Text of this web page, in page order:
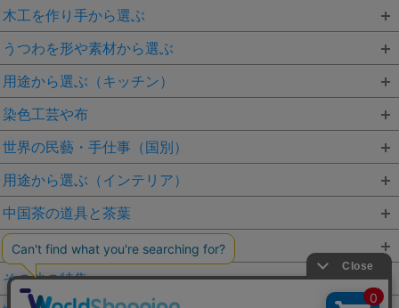
木工を作り手から選ぶ
うつわを形や素材から選ぶ
用途から選ぶ（キッチン）
染色工芸や布
世界の民藝・手仕事（国別）
用途から選ぶ（インテリア）
中国茶の道具と茶葉
かごや編み物を素材から選ぶ
その他の特集